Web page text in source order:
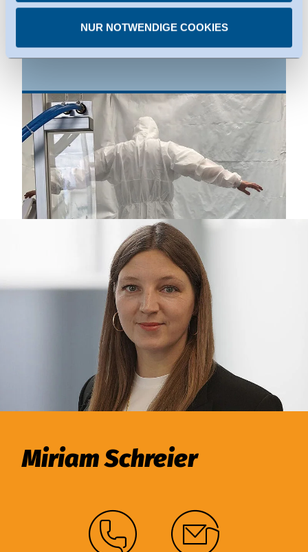
Privacy Framework. Details dazu finden Sie bei den
einzelnen Diensten.
Sie können erteilte Einwilligungen jederzeit
widerrufen.
NUR NOTWENDIGE COOKIES
Ein Chemikalienschutzanzug schützt die tragende Person
vor Chemikalien im gasförmigen, flüssigen und / oder
festen Zustand. Sie werden in 6 Typen mit
unterschiedlichen Schutzstufen von gasdicht bis
beschränkt flüssigkeitsdicht eingeordnet. © Hohenstein
Miriam Schreier